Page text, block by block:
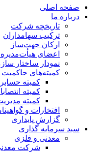
صفحه اصلی
درباره ما
تاریخچه شرکت
ترکیب سهامداران
ارکان جهت‌ساز
اعضای
نمودار ساختار
کمیته‌های
کمیته
کمیته
کمیته
افتخارات و
گزارش پایداری
سبد سرمایه گذاری
معدنی و فلزی
شرکت